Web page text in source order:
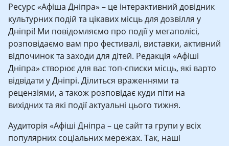
Ресурс «Афіша Дніпра» – це інтерактивний довідник
культурних подій та цікавих місць для дозвілля у
Дніпрі! Ми повідомляємо про події у мегаполісі,
розповідаємо вам про фестивалі, виставки, активний
відпочинок та заходи для дітей. Редакція «Афіші
Дніпра» створює для вас топ-списки місць, які варто
відвідати у Дніпрі. Ділиться враженнями та
рецензіями, а також розповідає куди піти на
вихідних та які події актуальні цього тижня.
Аудиторія «Афіші Дніпра – це сайт та групи у всіх
популярних соціальних мережах. Так, наші